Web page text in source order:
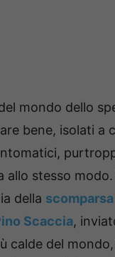
mondo dello
bene, isolati a
allo stesso modo.
della
Scaccia,
calde del